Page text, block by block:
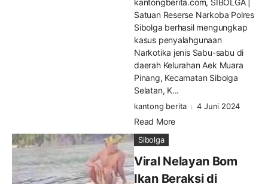
kantongberita.com, SIBOLGA |
Satuan Reserse Narkoba Polres
Sibolga berhasil mengungkap
kasus penyalahgunaan
Narkotika jenis Sabu-sabu di
daerah Kelurahan Aek Muara
Pinang, Kecamatan Sibolga
Selatan, K...
kantong berita 4 Juni 2024
Read More
Sibolga
Viral Nelayan Bom
Ikan Beraksi di